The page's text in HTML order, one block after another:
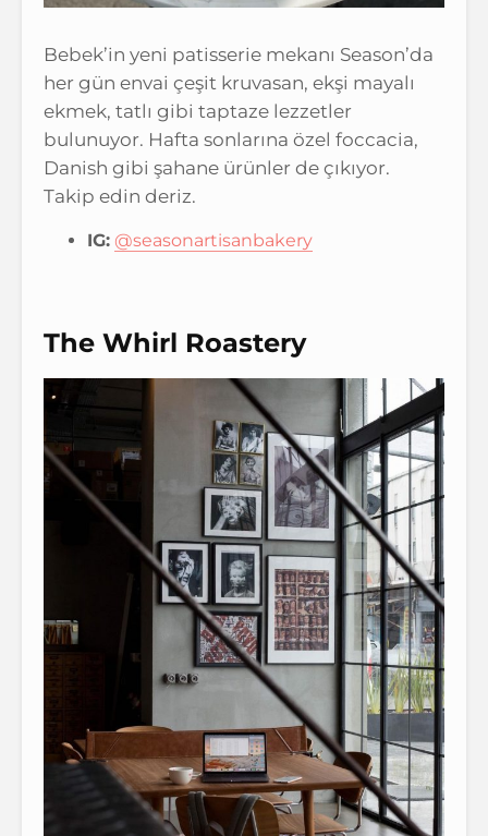
Bebek’in yeni patisserie mekanı Season’da
her gün envai çeşit kruvasan, ekşi mayalı
ekmek, tatlı gibi taptaze lezzetler
bulunuyor. Hafta sonlarına özel foccacia,
Danish gibi şahane ürünler de çıkıyor.
Takip edin deriz.
IG: @seasonartisanbakery
The Whirl Roastery